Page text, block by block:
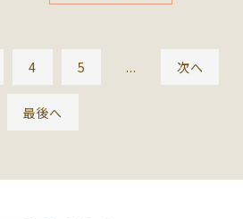
4 5 ... 次へ
最後へ